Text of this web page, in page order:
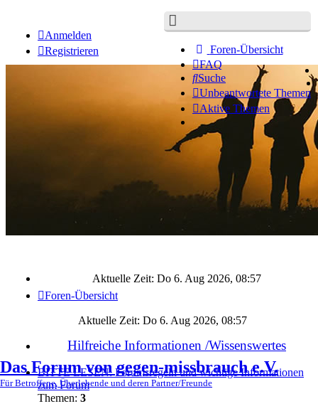
Foren-Übersicht
FAQ
Suche
Unbeantwortete Themen
Aktive Themen
Anmelden
Registrieren
Das Forum von gegen-missbrauch e.V.
Für Betroffene, Überlebende und deren Partner/Freunde
Aktuelle Zeit: Do 6. Aug 2026, 08:57
Foren-Übersicht
Aktuelle Zeit: Do 6. Aug 2026, 08:57
Hilfreiche Informationen /Wissenswertes
BITTE LESEN: Forumsregeln und wichtige Informationen
zum Forum
Themen: 3